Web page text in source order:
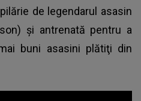
de legendarul asasin
şi antrenată pentru a
buni asasini plătiţi din